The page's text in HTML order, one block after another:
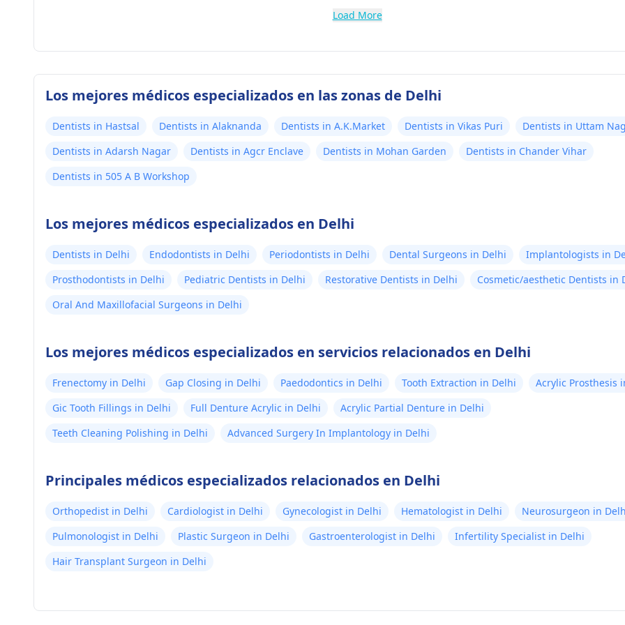
Load More
Los mejores médicos especializados en las zonas de Delhi
Dentists in Hastsal Dentists in Alaknanda Dentists in A.K.Market Dentists in Vikas Puri
Dentists in Uttam
Dentists in Adarsh Nagar
Dentists in Agcr Enclave Dentists in Mohan Garden
Dentists in Chander Vihar
Dentists in 505 A B Workshop
Los mejores médicos especializados en Delhi
Dentists in Delhi Endodontists in Delhi Periodontists in Delhi Dental Surgeons in Delhi
Implantologists in
Prosthodontists in Delhi
Pediatric Dentists in Delhi Restorative Dentists in Delhi
Cosmetic/aesthetic Dentists in
Oral And Maxillofacial Surgeons in Delhi
Los mejores médicos especializados en servicios relacionados en Delhi
Frenectomy in Delhi Gap Closing in Delhi Paedodontics in Delhi Tooth Extraction in Delhi
Acrylic Prosthesis
Gic Tooth Fillings in Delhi
Full Denture Acrylic in Delhi
Acrylic Partial Denture in Delhi
Teeth Cleaning Polishing in Delhi
Advanced Surgery In Implantology in Delhi
Principales médicos especializados relacionados en Delhi
Orthopedist in Delhi Cardiologist in Delhi Gynecologist in Delhi Hematologist in Delhi
Neurosurgeon in
Pulmonologist in Delhi
Plastic Surgeon in Delhi Gastroenterologist in Delhi
Infertility Specialist in Delhi
Hair Transplant Surgeon in Delhi